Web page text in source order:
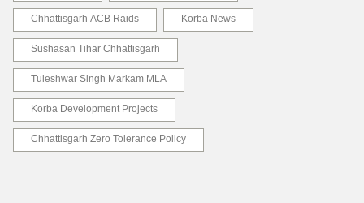
Chhattisgarh ACB Raids
Korba News
Sushasan Tihar Chhattisgarh
Tuleshwar Singh Markam MLA
Korba Development Projects
Chhattisgarh Zero Tolerance Policy